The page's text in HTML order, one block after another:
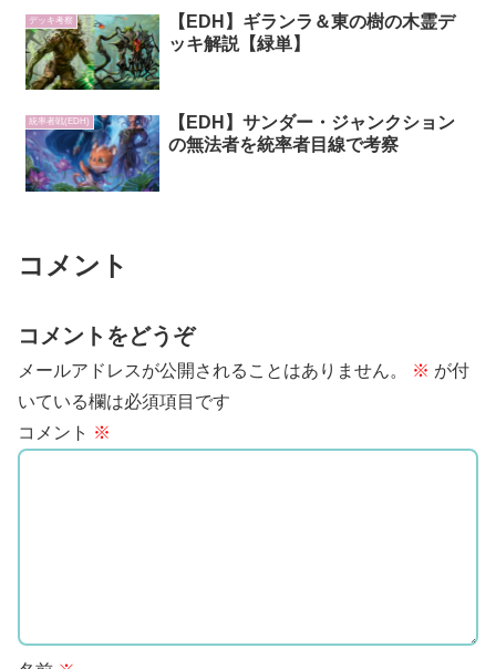
デッキ考察
【EDH】ギランラ＆東の樹の木霊デ
ッキ解説【緑単】
統率者戦(EDH)
【EDH】サンダー・ジャンクション
の無法者を統率者目線で考察
コメント
コメントをどうぞ
メールアドレスが公開されることはありません。 ※ が付
いている欄は必須項目です
コメント ※